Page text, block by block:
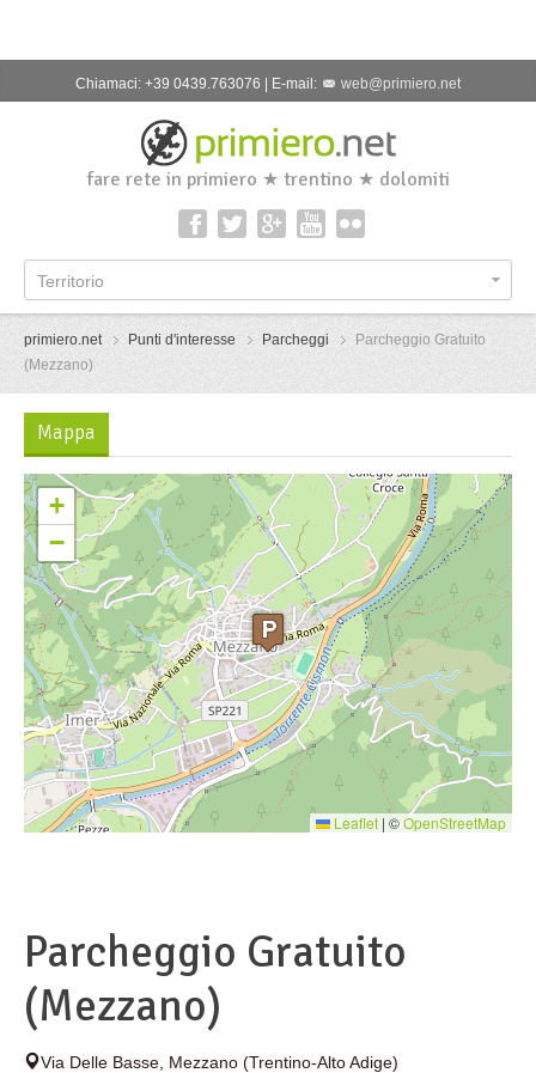
Chiamaci: +39 0439.763076 | E-mail: web@primiero.net
fare rete in primiero ★ trentino ★ dolomiti
Territorio
primiero.net Punti d'interesse Parcheggi
Parcheggio Gratuito
(Mezzano)
Mappa
+
−
Leaflet | ©OpenStreetMap
Parcheggio Gratuito
(Mezzano)
Via Delle Basse, Mezzano (Trentino-Alto Adige)